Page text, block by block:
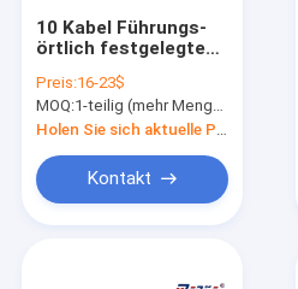
10 Kabel Führungs-
örtlich festgelegtes
1350A Nihon Kohden
Ecg
Preis:16-23$
MOQ:1-teilig (mehr Menge mit besserem Rabatt)
Kontakt